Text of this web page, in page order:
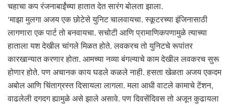
चहाचा कप रंजनाबाईंच्या हातात देत सारंग बोलता झाला.
‘माझा मुलगा अजय एक छोटेसे युनिट चालवायचा. स्कूटरच्या इंजिनासाठी
लागणारा एक पार्ट तो बनवायचा. सचोटी आणि प्रामाणिकपणामुळे त्याच्या
हाताला यश देखील चांगले मिळत होते. लवकरच तो युनिटचे रूपांतर
कारखान्यात करणार होता. आमच्या नव्या बंगल्याचे काम देखील लवकरच सुरू
होणार होते. पण अचानक काय घडले कळले नाही. हसता खेळता अजय एकदम
अबोल आणि चिंताग्रस्त दिसायला लागला. मला आधी वाटले कामाचे टेंशन,
वाढलेली दगदग ह्यामुळे असे झाले असावे. पण दिवसेंदिवस तो अजून कुढायला